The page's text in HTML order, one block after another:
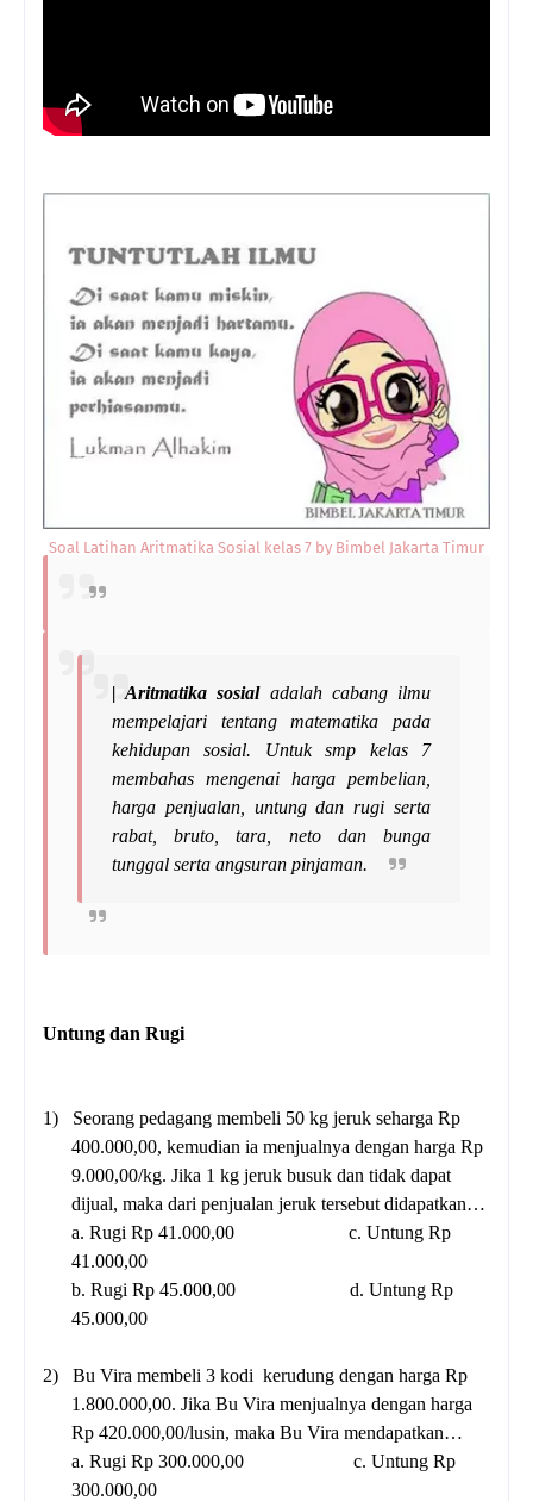
Soal Latihan Aritmatika Sosial kelas 7 by Bimbel Jakarta Timur
| Aritmatika sosial adalah cabang ilmu
mempelajari tentang matematika pada
kehidupan sosial. Untuksmp kelas 7
membahas mengenai harga pembelian,
harga penjualan, untung dan rugi serta
rabat, bruto, tara, neto dan bunga
tunggal serta angsuran pinjaman.
Untung dan Rugi
1)
Seorang pedagang membeli 50 kg jeruk seharga Rp
400.000,00, kemudian ia menjualnya dengan harga Rp
9.000,00/kg. Jika 1 kg jeruk busuk dan tidak dapat
dijual, maka dari penjualan jeruk tersebut didapatkan…
a. Rugi Rp 41.000,00 c. Untung Rp
41.000,00
b. Rugi Rp 45.000,00 d. Untung Rp
45.000,00
2)
Bu Vira membeli 3 kodi kerudung dengan harga Rp
1.800.000,00. Jika Bu Vira menjualnya dengan harga
Rp 420.000,00/lusin, maka Bu Vira mendapatkan…
a. Rugi Rp 300.000,00 c. Untung Rp
300.000,00